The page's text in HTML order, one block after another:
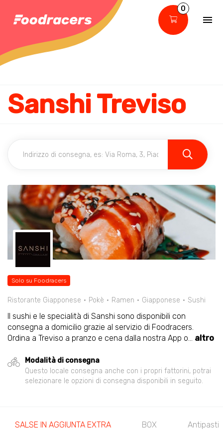
0
Sanshi Treviso
Solo su Foodracers
Ristorante Giapponese Pokè Ramen Giapponese Sushi
Il sushi e le specialità di Sanshi sono disponibili con
consegna a domicilio grazie al servizio di Foodracers.
Ordina a Treviso a pranzo e cena dalla nostra App o... altro
Modalità di consegna
Questo locale consegna anche con i propri fattorini, potrai
selezionare le opzioni di consegna disponibili in seguito.
SALSE IN AGGIUNTA EXTRA BOX Antipasti